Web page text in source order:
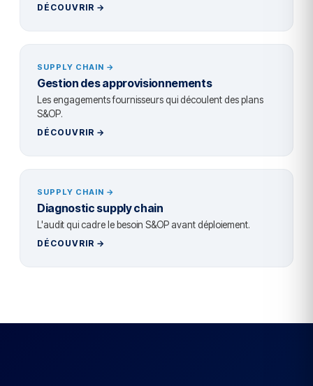
DÉCOUVRIR →
SUPPLY CHAIN →
Gestion des approvisionnements
Les engagements fournisseurs qui découlent des plans
S&OP.
DÉCOUVRIR →
SUPPLY CHAIN →
Diagnostic supply chain
L'audit qui cadre le besoin S&OP avant déploiement.
DÉCOUVRIR →